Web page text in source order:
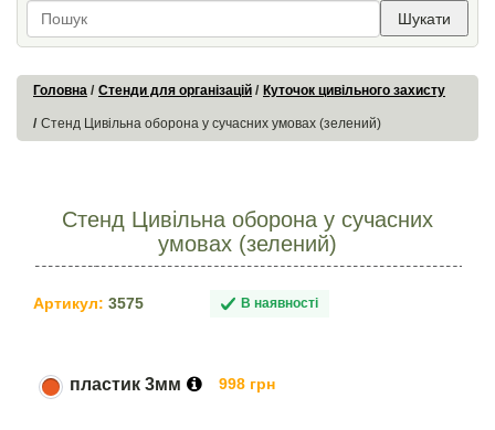
Шукати
Головна Стенди для організацій Куточок цивільного захисту
Стенд Цивільна оборона у сучасних умовах (зелений)
Стенд Цивільна оборона у сучасних
умовах (зелений)
Артикул: 3575 В наявності
пластик 3мм 998 грн